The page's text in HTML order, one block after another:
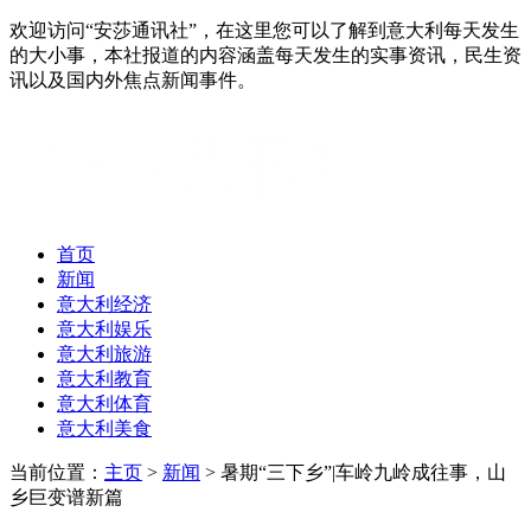
欢迎访问“安莎通讯社”，在这里您可以了解到意大利每天发生
的大小事，本社报道的内容涵盖每天发生的实事资讯，民生资
讯以及国内外焦点新闻事件。
首页
新闻
意大利经济
意大利娱乐
意大利旅游
意大利教育
意大利体育
意大利美食
当前位置： 主页 > 新闻 > 暑期“三下乡”|车岭九岭成往事，山
乡巨变谱新篇